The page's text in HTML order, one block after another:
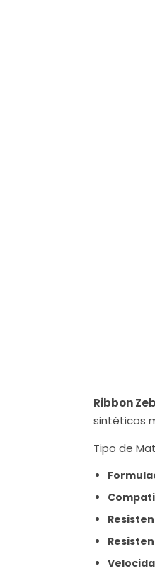
Ribbon
sintéticos
Tipo de